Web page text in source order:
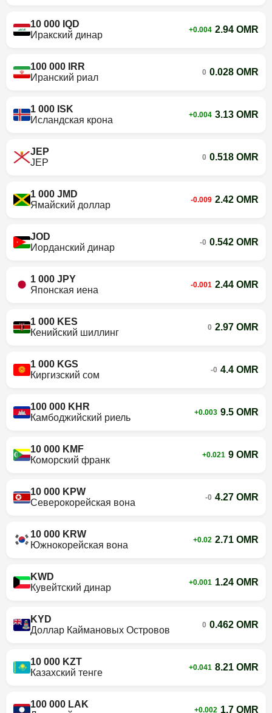
10 000 IQD
Иракский динар
+0.004 2.94 OMR
100 000 IRR
Иранский риал
0 0.028 OMR
1 000 ISK
Исландская крона
+0.004 3.13 OMR
JEP
JEP
0 0.518 OMR
1 000 JMD
Ямайский доллар
-0.009 2.42 OMR
JOD
Иорданский динар
-0 0.542 OMR
1 000 JPY
Японская иена
-0.001 2.44 OMR
1 000 KES
Кенийский шиллинг
0 2.97 OMR
1 000 KGS
Киргизский сом
-0 4.4 OMR
100 000 KHR
Камбоджийский риель
+0.003 9.5 OMR
10 000 KMF
Коморский франк
+0.021 9 OMR
10 000 KPW
Северокорейская вона
-0 4.27 OMR
10 000 KRW
Южнокорейская вона
+0.02 2.71 OMR
KWD
Кувейтский динар
+0.001 1.24 OMR
KYD
Доллар Каймановых Островов
0 0.462 OMR
10 000 KZT
Казахский тенге
+0.041 8.21 OMR
100 000 LAK
+0.002 1.7 OMR